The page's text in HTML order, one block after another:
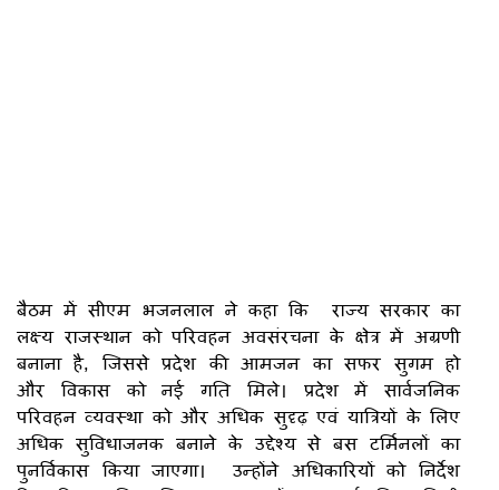
बैठम में सीएम भजनलाल ने कहा कि राज्य सरकार का
लक्ष्य राजस्थान को परिवहन अवसंरचना के क्षेत्र में अग्रणी
बनाना है, जिससे प्रदेश की आमजन का सफर सुगम हो
और विकास को नई गति मिले। प्रदेश में सार्वजनिक
परिवहन व्यवस्था को और अधिक सुदृढ़ एवं यात्रियों के लिए
अधिक सुविधाजनक बनाने के उद्देश्य से बस टर्मिनलों का
पुनर्विकास किया जाएगा। उन्होंने अधिकारियों को निर्देश